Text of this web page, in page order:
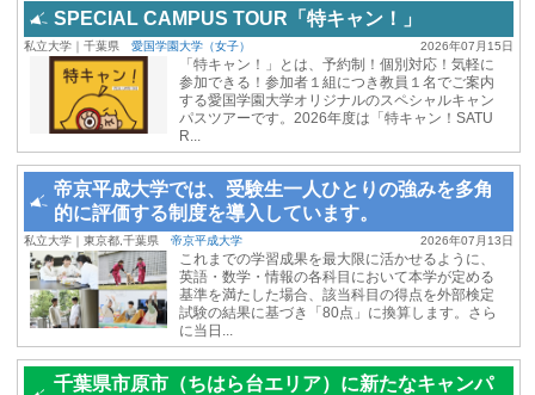
SPECIAL CAMPUS TOUR「特キャン！」
2026年07月15日
私立大学｜千葉県 愛国学園大学（女子）
「特キャン！」とは、予約制！個別対応！気軽に
参加できる！参加者１組につき教員１名でご案内
する愛国学園大学オリジナルのスペシャルキャン
パスツアーです。2026年度は「特キャン！SATU
R...
帝京平成大学では、受験生一人ひとりの強みを多角
的に評価する制度を導入しています。
2026年07月13日
私立大学｜東京都,千葉県 帝京平成大学
これまでの学習成果を最大限に活かせるように、
英語・数学・情報の各科目において本学が定める
基準を満たした場合、該当科目の得点を外部検定
試験の結果に基づき「80点」に換算します。さら
に当日...
千葉県市原市（ちはら台エリア）に新たなキャンパ